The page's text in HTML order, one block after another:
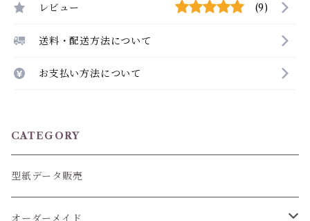
レビュー (9)
送料・配送方法について
お支払い方法について
CATEGORY
型紙データ販売
オーダーメイド